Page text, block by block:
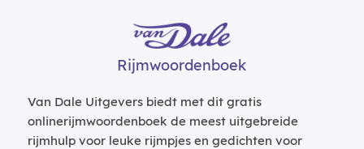
Rijmwoordenboek
Van Dale Uitgevers biedt met dit gratis
onlinerijmwoordenboek de meest uitgebreide
rijmhulp voor leuke rijmpjes en gedichten voor